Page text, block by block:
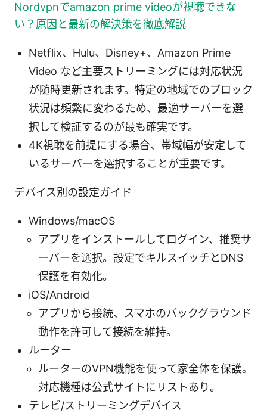
Nordvpnでamazon prime videoが視聴できな
い？原因と最新の解決策を徹底解説
Netflix、Hulu、Disney+、Amazon Prime
Video など主要ストリーミングには対応状況
が随時更新されます。特定の地域でのブロック
状況は頻繁に変わるため、最適サーバーを選
択して検証するのが最も確実です。
4K視聴を前提にする場合、帯域幅が安定して
いるサーバーを選択することが重要です。
デバイス別の設定ガイド
Windows/macOS
アプリをインストールしてログイン、推奨サ
ーバーを選択。設定でキルスイッチとDNS
保護を有効化。
iOS/Android
アプリから接続、スマホのバックグラウンド
動作を許可して接続を維持。
ルーター
ルーターのVPN機能を使って家全体を保護。
対応機種は公式サイトにリストあり。
テレビ/ストリーミングデバイス